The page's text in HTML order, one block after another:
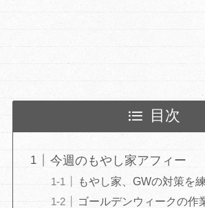
目次
今週のもやし家アフィー
もやし家、GWの対策を
ゴールデンウィークの作